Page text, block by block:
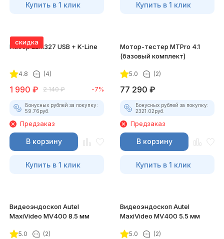
Купить в 1 клик Купить в 1 клик
скидка
Набор ELM327 USB + K-Line
4.8 (4)
1 990 ₽ 2 140 ₽ -7%
Бонусных рублей за покупку:
59.76руб.
Предзаказ
В корзину
Купить в 1 клик
Мотор-тестер MTPro 4.1
(базовый комплект)
5.0 (2)
77 290 ₽
Бонусных рублей за покупку:
2321.02руб.
Предзаказ
В корзину
Купить в 1 клик
Видеоэндоскоп Autel
MaxiVideo MV400 8.5 мм
5.0 (2)
Видеоэндоскоп Autel
MaxiVideo MV400 5.5 мм
5.0 (2)